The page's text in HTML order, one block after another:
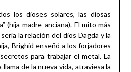
los dioses solares, las diosas
(hija-madre-anciana). El mito más
la relación del dios Dagda y la
Brighid enseñó a los forjadores
para trabajar el metal. La
llama de la nueva vida, atraviesa la